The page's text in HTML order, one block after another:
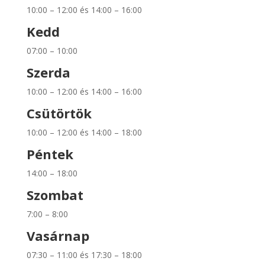
10:00 – 12:00 és 14:00 – 16:00
Kedd
07:00 – 10:00
Szerda
10:00 – 12:00 és 14:00 – 16:00
Csütörtök
10:00 – 12:00 és 14:00 – 18:00
Péntek
14:00 – 18:00
Szombat
7:00 – 8:00
Vasárnap
07:30 – 11:00 és 17:30 – 18:00